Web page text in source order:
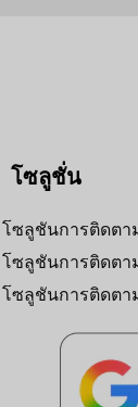
โซลูชั่น
โซลูชันการติดตา
โซลูชันการติดตา
โซลูชันการติดตา